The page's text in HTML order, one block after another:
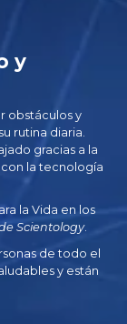
y
obstáculos y
rutina diaria.
gracias a la
la tecnología
la Vida en los
Scientology.
de todo el
y están